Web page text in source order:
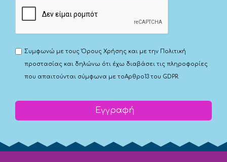
Συμφωνώ με τουςΌρους Χρήσης και με την Πολιτική
προστασίας και δηλώνω ότι έχω διαβάσει τις πληροφορίες
που απαιτούνται σύμφωνα με τοΑρθρο13 του GDPR.
Εγγραφή